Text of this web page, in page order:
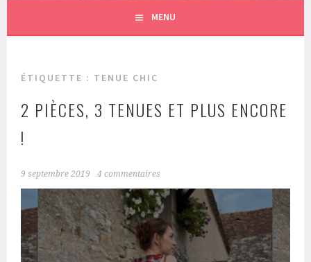
MENU
ÉTIQUETTE : TENUE CHIC
2 PIÈCES, 3 TENUES ET PLUS ENCORE
!
9 septembre 2019 4 commentaires